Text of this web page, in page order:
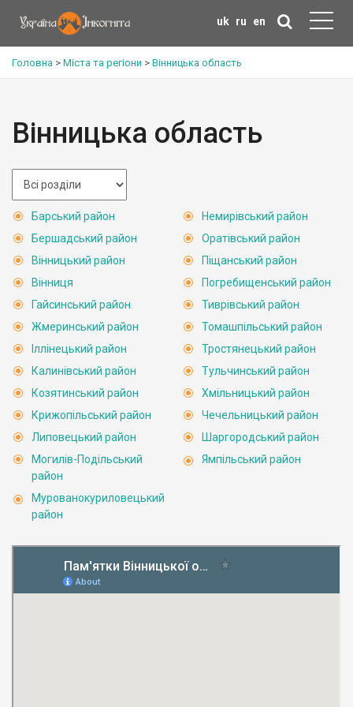
uk ru en
Головна > Міста та регіони > Вінницька область
Вінницька область
Барський район
Бершадський район
Вінницький район
Вінниця
Гайсинський район
Жмеринський район
Іллінецький район
Калинівський район
Козятинський район
Крижопільський район
Липовецький район
Могилів-Подільський
район
Мурованокуриловецький
район
Немирівський район
Оратівський район
Піщанський район
Погребищенський район
Тиврівський район
Томашпільський район
Тростянецький район
Тульчинський район
Хмільницький район
Чечельницький район
Шаргородський район
Ямпільський район